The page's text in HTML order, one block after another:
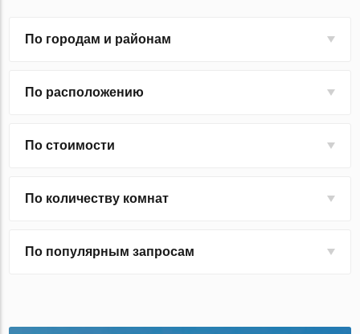
По городам и районам
По расположению
По стоимости
По количеству комнат
По популярным запросам